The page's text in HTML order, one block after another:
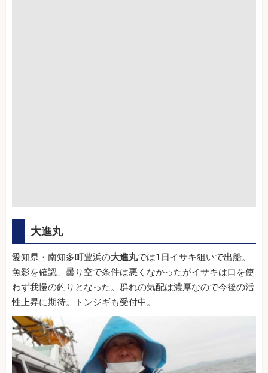
大進丸
愛知県・南知多町豊浜の大進丸では1日イサキ狙いで出船。
魚影を確認、曇り空で条件は悪くなかったがイサキは口を使
わず我慢の釣りとなった。群れの気配は濃厚なので今後の活
性上昇に期待。トンジギも受付中。